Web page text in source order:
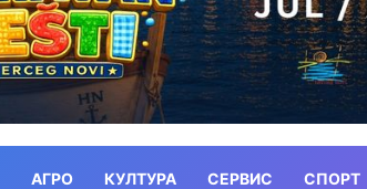
АГРО КУЛТУРА СЕРВИС СПОРТ